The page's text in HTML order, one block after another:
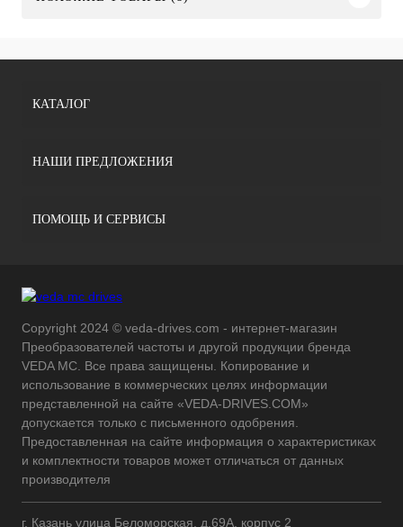
КАТАЛОГ
НАШИ ПРЕДЛОЖЕНИЯ
ПОМОЩЬ И СЕРВИСЫ
Copyright 2024 © veda-drives.com - интернет-магазин
Преобразователей частоты и другой продукции бренда
VEDA MC. Все права защищены. Копирование и
использование в коммерческих целях информации
представленной на сайте «VEDA-DRIVES.COM»
допускается только с письменного одобрения.
Предоставленная на сайте информация о характеристиках
и комплектности товаров может отличаться от данных
производителя
г. Казань улица Беломорская, д.69А, корпус 2